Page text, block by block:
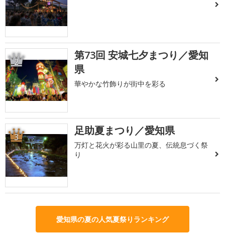
2
第73回 安城七夕まつり／愛知
県
華やかな竹飾りが街中を彩る
3 足助夏まつり／愛知県
万灯と花火が彩る山里の夏、伝統息づく祭
り
愛知県の夏の人気夏祭りランキング